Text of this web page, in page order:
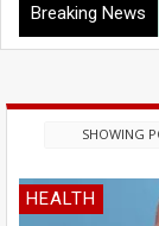
Breaking News
SHOWING
HEALTH